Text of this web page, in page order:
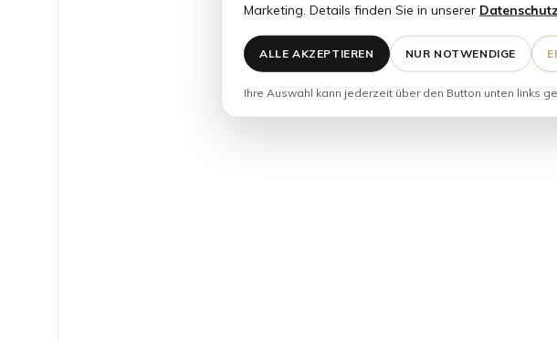
Marketing. Details finden Sie in unserer
ALLE AKZEPTIEREN NUR NOTWENDIGE
Ihre Auswahl kann jederzeit über den Button unten links